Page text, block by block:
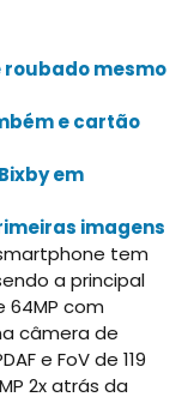
roubado mesmo
e cartão
em
imagens
tem
a principal
64MP com
câmera de
e FoV de 119
2x atrás da